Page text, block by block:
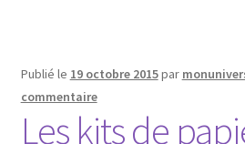
Publié le 19 octobre 2015par
commentaire
Les kits de